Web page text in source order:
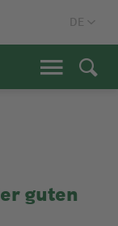
guten